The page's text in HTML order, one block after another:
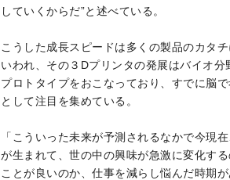
していくからだ”と述べている。
こうした成長スピードは多くの製品のカタ
いわれ、その３Dプリンタの発展はバイオ
プロトタイプをおこなっており、すでに脳
として注目を集めている。
「こういった未来が予測されるなかで今現
が生まれて、世の中の興味が急激に変化す
ことが良いのか、仕事を減らし悩んだ時期